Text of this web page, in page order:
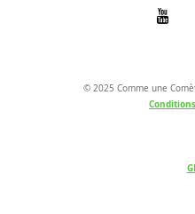
© 2025 Comme une